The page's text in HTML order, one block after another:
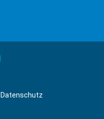
Datenschutz